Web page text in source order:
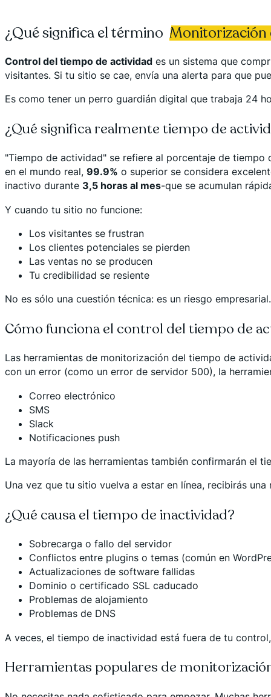
¿Qué significa el término Monitorización
Control del tiempo de actividad es un sistema que
visitantes. Si tu sitio se cae, envía una alerta para que
Es como tener un perro guardián digital que trabaja 24
¿Qué significa realmente tiempo de
"Tiempo de actividad" se refiere al porcentaje de
en el mundo real, 99.9% o superior se considera
inactivo durante 3,5 horas al mes-que se acumulan
Y cuando tu sitio no funcione:
Los visitantes se frustran
Los clientes potenciales se pierden
Las ventas no se producen
Tu credibilidad se resiente
No es sólo una cuestión técnica: es un riesgo empresarial.
Cómo funciona el control del tiempo de
Las herramientas de monitorización del tiempo de
con un error (como un error de servidor 500), la
Correo electrónico
SMS
Slack
Notificaciones push
La mayoría de las herramientas también confirmarán el
Una vez que tu sitio vuelva a estar en línea, recibirás
¿Qué causa el tiempo de inactividad?
Sobrecarga o fallo del servidor
Conflictos entre plugins o temas (común en
Actualizaciones de software fallidas
Dominio o certificado SSL caducado
Problemas de alojamiento
Problemas de DNS
A veces, el tiempo de inactividad está fuera de tu
Herramientas populares de